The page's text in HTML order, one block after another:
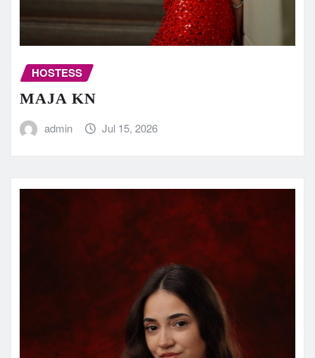
HOSTESS
MAJA KN
admin Jul 15, 2026